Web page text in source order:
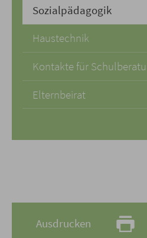
Sozialpädagogik
Haustechnik
Kontakte für
Elternbeirat
Ausdrucken